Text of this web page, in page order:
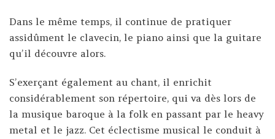
Dans le même temps, il continue de pratiquer
assidûment le clavecin, le piano ainsi que la guitare
qu’il découvre alors.
S’exerçant également au chant, il enrichit
considérablement son répertoire, qui va dès lors de
la musique baroque à la folk en passant par le heavy
metal et le jazz. Cet éclectisme musical le conduit à